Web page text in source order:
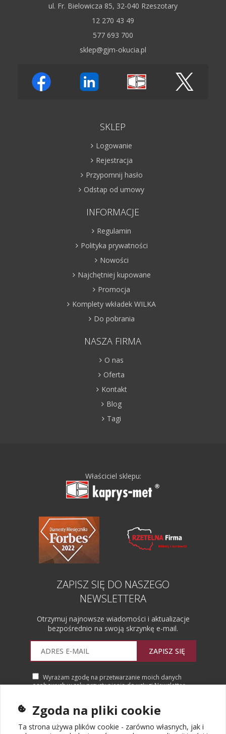
ul. Fr. Bielowicza 85, 32-040 Rzeszotary
12 270 43 49
577 693 700
sklep@gjm-okucia.pl
SKLEP
Logowanie
Rejestracja
Przypomnij hasło
Odstap od umowy
INFORMACJE
Regulamin
Polityka prywatności
Nowości
Najchętniej kupowane
Promocja
Komplety wkładek WILKA
Do pobrania
NASZA FIRMA
O nas
Oferta
Kontakt
Blog
Tagi
Właściciel sklepu:
ZAPISZ SIĘ DO NASZEGO
NEWSLETTERA
Otrzymuj najnowsze wiadomości i aktualizacje
bezpośrednio na swoją skrzynkę e-mail.
ZAPISZ SIĘ
Wyrażam zgodę na przetwarzanie moich danych
osobowych w celu przystąpienia do usługi Newsletter.
Zgoda na pliki cookie
Ta strona używa plików cookie - zarówno własnych, jak i